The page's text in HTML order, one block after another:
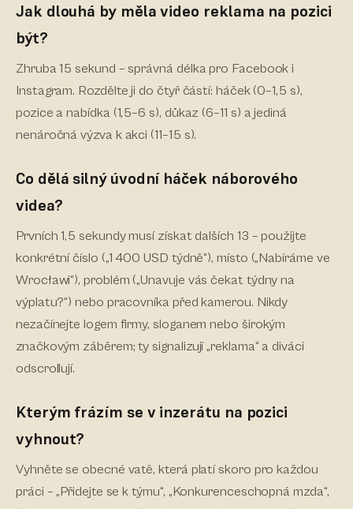
Jak dlouhá by měla video reklama na pozici
být?
Zhruba 15 sekund – správná délka pro Facebook i
Instagram. Rozdělte ji do čtyř částí: háček (0–1,5 s),
pozice a nabídka (1,5–6 s), důkaz (6–11 s) a jediná
nenáročná výzva k akci (11–15 s).
Co dělá silný úvodní háček náborového
videa?
Prvních 1,5 sekundy musí získat dalších 13 – použijte
konkrétní číslo („1 400 USD týdně“), místo („Nabíráme ve
Wrocławi“), problém („Unavuje vás čekat týdny na
výplatu?“) nebo pracovníka před kamerou. Nikdy
nezačínejte logem firmy, sloganem nebo širokým
značkovým záběrem; ty signalizují „reklama“ a diváci
odscrollují.
Kterým frázím se v inzerátu na pozici
vyhnout?
Vyhněte se obecné vatě, která platí skoro pro každou
práci – „Přidejte se k týmu“, „Konkurenceschopná mzda“,